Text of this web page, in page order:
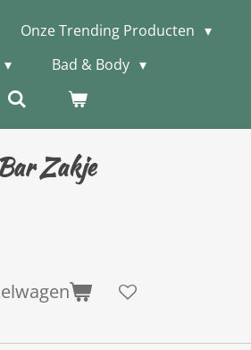
Onze Trending Producten
Bad & Body
Zakje